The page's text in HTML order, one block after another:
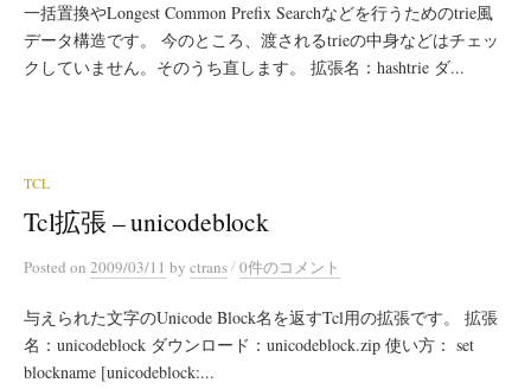
一括置換やLongest Common Prefix Searchなどを行うためのtrie風
データ構造です。 今のところ、渡されるtrieの中身などはチェッ
クしていません。そのうち直します。 拡張名：hashtrie ダ...
TCL
Tcl拡張 – unicodeblock
Posted on 2009/03/11 by ctrans/0件のコメント
与えられた文字のUnicode Block名を返すTcl用の拡張です。 拡張
名：unicodeblock ダウンロード：unicodeblock.zip 使い方： set
blockname [unicodeblock:...